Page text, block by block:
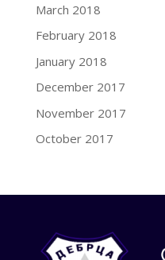
March 2018
February 2018
January 2018
December 2017
November 2017
October 2017